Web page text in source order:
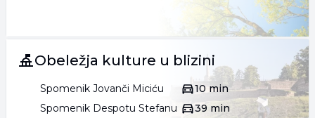
Obeležja kulture u blizini
Spomenik Jovanči Miciću
10 min
Spomenik Despotu Stefanu
39 min